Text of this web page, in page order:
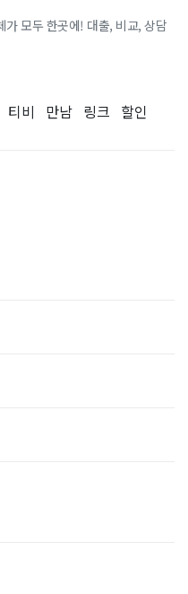
가 모두 한곳에! 대출, 비교, 상담
티비 만남 링크 할인